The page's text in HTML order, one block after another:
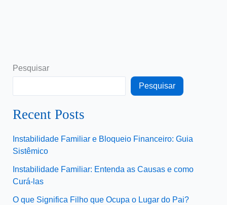
Pesquisar
Pesquisar
Recent Posts
Instabilidade Familiar e Bloqueio Financeiro: Guia
Sistêmico
Instabilidade Familiar: Entenda as Causas e como
Curá-las
O que Significa Filho que Ocupa o Lugar do Pai?